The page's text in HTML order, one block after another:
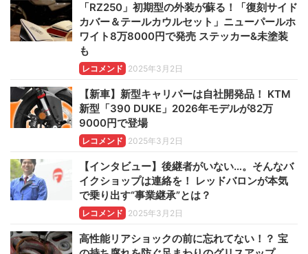
「RZ250」初期型の外装が蘇る！「復刻サイド
カバー＆テールカウルセット」ニューパールホ
ワイト8万8000円で発売 ステッカー&未塗装
も
レコメンド 2025年3月2日
【新車】新型キャリパーは自社開発品！ KTM
新型「390 DUKE」2026年モデルが82万
9000円で登場
レコメンド 2025年3月2日
【インタビュー】後継者がいない…。そんなバ
イクショップは連絡を！ レッドバロンが本気
で乗り出す“事業継承”とは？
レコメンド 2025年3月2日
高性能リアショックの前に忘れてない！？ 宝